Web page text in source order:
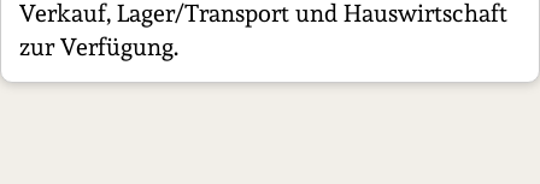
Verkauf, Lager/Transport und Hauswirtschaft
zur Verfügung.